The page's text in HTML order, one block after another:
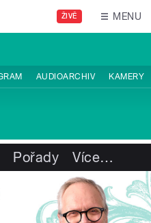
ŽIVĚ MENU
AUDIOARCHIV KAMERY
Pořady Více…